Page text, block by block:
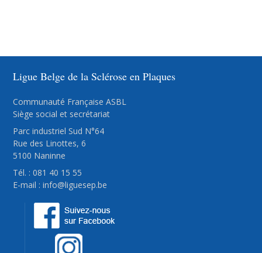
Ligue Belge de la Sclérose en Plaques
Communauté Française ASBL
Siège social et secrétariat
Parc industriel Sud N°64
Rue des Linottes, 6
5100 Naninne
Tél. : 081 40 15 55
E-mail :info@liguesep.be